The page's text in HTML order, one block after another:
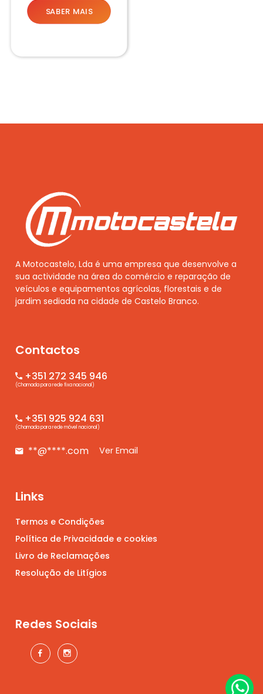
SABER MAIS
A Motocastelo, Lda é uma empresa que desenvolve a
sua actividade na área do comércio e reparação de
veículos e equipamentos agrícolas, florestais e de
jardim sediada na cidade de Castelo Branco.
Contactos
+351 272 345 946
(Chamada para rede fixa nacional)
+351 925 924 631
(Chamada para rede móvel nacional)
**@****.com Ver Email
Links
Termos e Condições
Política de Privacidade e cookies
Livro de Reclamações
Resolução de Litígios
Redes Sociais